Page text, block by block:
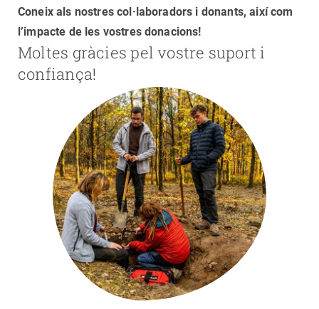
Coneix als nostres col·laboradors i donants, així com
l’impacte de les vostres donacions!
Moltes gràcies pel vostre suport i
confiança!
UNEIX-TE A NOSALTRES